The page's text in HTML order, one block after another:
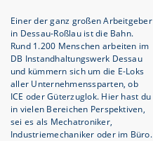
Einer der ganz großen Arbeitgeber
in Dessau-Roßlau ist die Bahn.
Rund 1.200 Menschen arbeiten im
DB Instandhaltungswerk Dessau
und kümmern sich um die E-Loks
aller Unternehmenssparten, ob
ICE oder Güterzuglok. Hier hast du
in vielen Bereichen Perspektiven,
sei es als Mechatroniker,
Industriemechaniker oder im Büro.